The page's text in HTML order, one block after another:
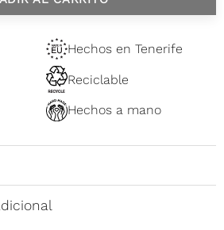
Hechos en Tenerife
Reciclable
Hechos a mano